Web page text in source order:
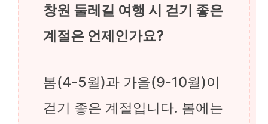
창원 둘레길 여행 시 걷기 좋은
계절은 언제인가요?
봄(4-5월)과 가을(9-10월)이
걷기 좋은 계절입니다. 봄에는